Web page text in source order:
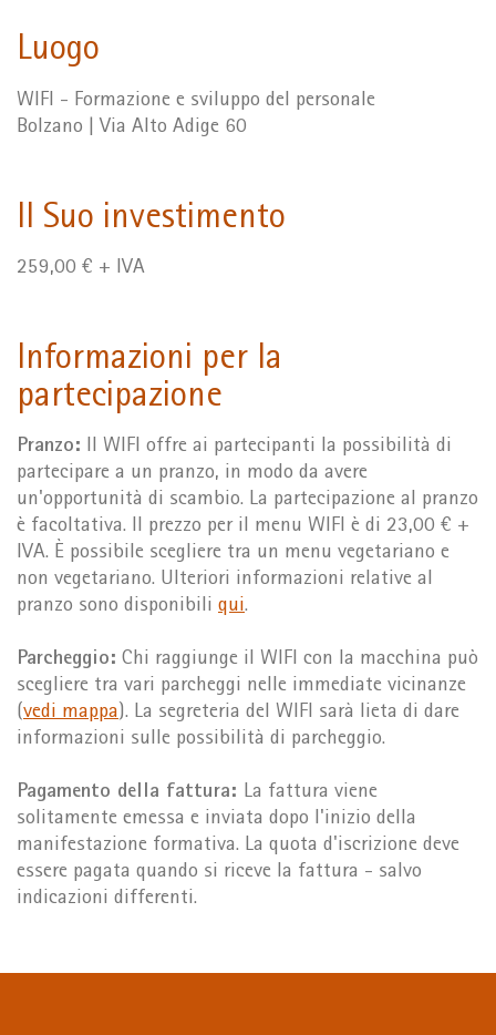
Luogo
WIFI - Formazione e sviluppo del personale
Bolzano | Via Alto Adige 60
Il Suo investimento
259,00 € + IVA
Informazioni per la
partecipazione
Pranzo: Il WIFI offre ai partecipanti la possibilità di
partecipare a un pranzo, in modo da avere
un'opportunità di scambio. La partecipazione al pranzo
è facoltativa. Il prezzo per il menu WIFI è di 23,00 € +
IVA. È possibile scegliere tra un menu vegetariano e
non vegetariano. Ulteriori informazioni relative al
pranzo sono disponibili qui.
Parcheggio: Chi raggiunge il WIFI con la macchina può
scegliere tra vari parcheggi nelle immediate vicinanze
(vedi mappa). La segreteria del WIFI sarà lieta di dare
informazioni sulle possibilità di parcheggio.
Pagamento della fattura: La fattura viene
solitamente emessa e inviata dopo l'inizio della
manifestazione formativa. La quota d'iscrizione deve
essere pagata quando si riceve la fattura - salvo
indicazioni differenti.